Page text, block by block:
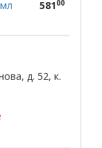
58100
д. 52, к.